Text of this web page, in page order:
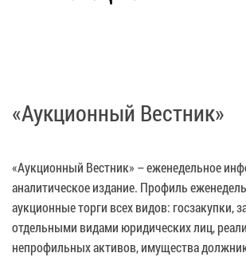
«Аукционный Вестник»
«Аукционный Вестник» – еженедельное
аналитическое издание. Профиль
аукционные торги всех видов: госзакупки,
отдельными видами юридических лиц,
непрофильных активов, имущества